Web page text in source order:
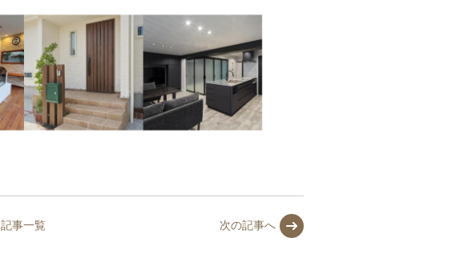
次の記事へ
記事一覧